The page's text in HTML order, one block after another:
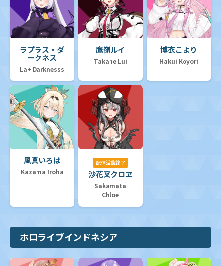
ラプラス・ダ
ークネス
La+ Darknesss
鷹嶺ルイ
Takane Lui
博衣こより
Hakui Koyori
風真いろは
Kazama Iroha
配信活動終了
沙花叉クロヱ
Sakamata
Chloe
ホロライブインドネシア